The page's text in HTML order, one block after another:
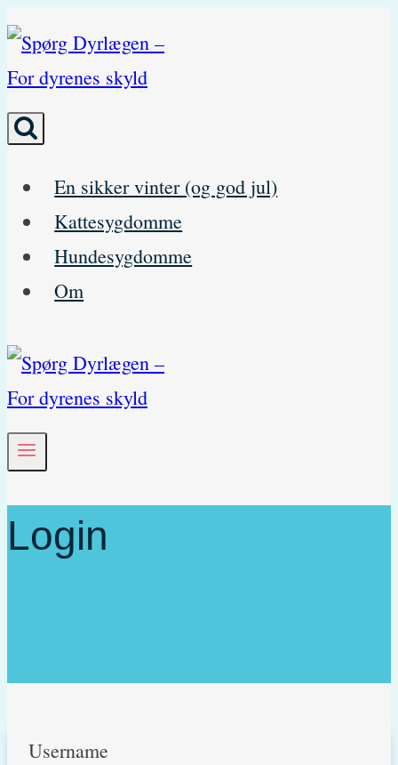
Skip
content
En sikker vinter (og god jul)
Kattesygdomme
Hundesygdomme
Om
Login
Username